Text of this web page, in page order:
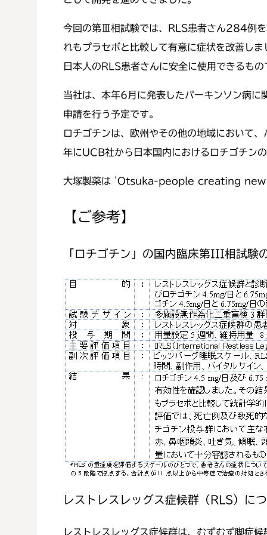
今回の第Ⅲ相試験では、RLS患者さん284例
れもプラセボと比較して有意に症状を改善し
日本人のRLS患者さんに安全に使用できるもの
当社は、本年6月に発表したパーキンソン病
申請を行う予定です。
ロチゴチンは、欧州やその他の地域において
年にUCB社から日本国内におけるロチゴチン
大塚製薬は 'Otsuka-people creating new
【ご参考】
「ロチゴチン」の国内臨床第III相試験
レストレスレッグス症候群（RLS）に
レストレスレッグス症候群は、むずむず脚症